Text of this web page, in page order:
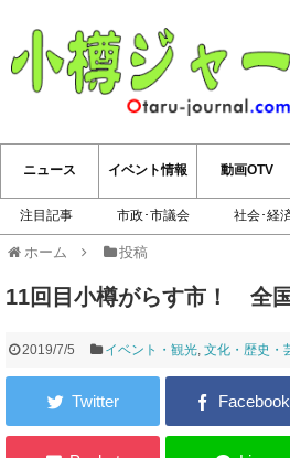
ニュース
注目記事 市政･市議会 社会･経
イベント情報 動画OTV
ホーム 投稿
11回目小樽がらす市！ 全
2019/7/5 イベント・観光 ,文化・歴史・